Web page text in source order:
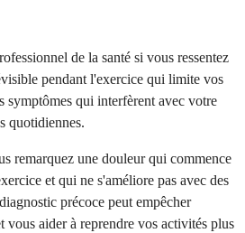
de la santé si vous ressentez
pendant l'exercice qui limite vos
symptômes qui interfèrent avec votre
quotidiennes.
remarquez une douleur qui commence
et qui ne s'améliore pas avec des
précoce peut empêcher
aider à reprendre vos activités plus